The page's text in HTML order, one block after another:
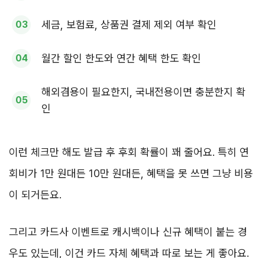
세금, 보험료, 상품권 결제 제외 여부 확인
월간 할인 한도와 연간 혜택 한도 확인
해외겸용이 필요한지, 국내전용이면 충분한지 확
인
이런 체크만 해도 발급 후 후회 확률이 꽤 줄어요. 특히 연
회비가 1만 원대든 10만 원대든, 혜택을 못 쓰면 그냥 비용
이 되거든요.
그리고 카드사 이벤트로 캐시백이나 신규 혜택이 붙는 경
우도 있는데, 이건 카드 자체 혜택과 따로 보는 게 좋아요.